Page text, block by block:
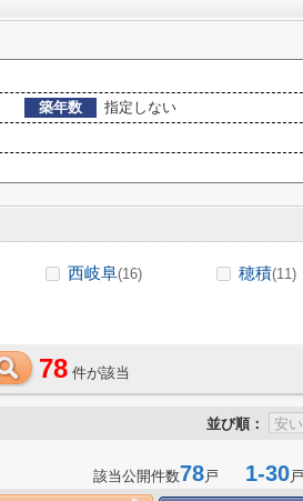
築年数
指定しない
西岐阜(16) 穂積(11)
78 件が該当
並び順：
該当公開件数78戸 1-30